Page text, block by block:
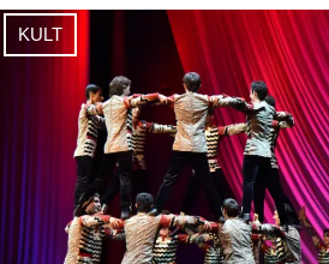
KULT